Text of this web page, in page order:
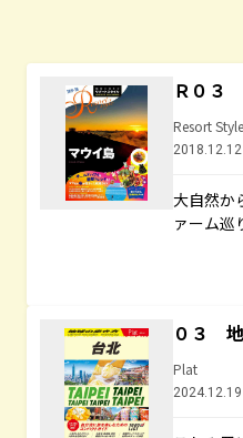
Ｒ０３
Resort Style
大自然か
ァーム巡
０３
Plat